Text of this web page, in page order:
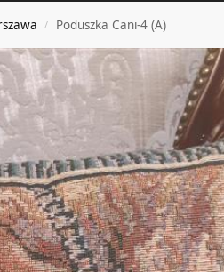
/ Poduszka Cani-4 (A)